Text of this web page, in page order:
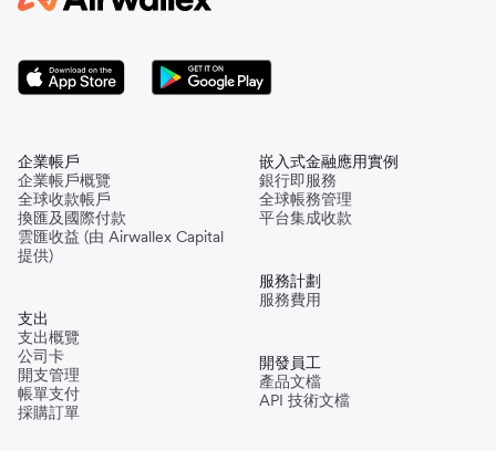
企業帳戶
企業帳戶概覽
全球收款帳戶
換匯及國際付款
雲匯收益 (由 Airwallex Capital
提供)
支出
支出概覽
公司卡
開支管理
帳單支付
採購訂單
嵌入式金融應用實例
銀行即服務
全球帳務管理
平台集成收款
服務計劃
服務費用
開發員工
產品文檔
API 技術文檔